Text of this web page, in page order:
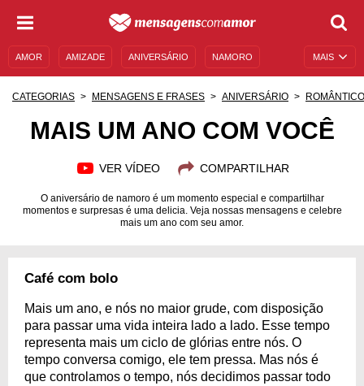
MAIS
AMOR AMIZADE ANIVERSÁRIO NAMORO
CATEGORIAS MENSAGENS E FRASES ANIVERSÁRIO ROMÂNTICO
MAIS UM ANO COM VOCÊ
VER VÍDEO COMPARTILHAR
O aniversário de namoro é um momento especial e compartilhar
momentos e surpresas é uma delicia. Veja nossas mensagens e celebre
mais um ano com seu amor.
Café com bolo
Mais um ano, e nós no maior grude, com disposição
para passar uma vida inteira lado a lado. Esse tempo
representa mais um ciclo de glórias entre nós. O
tempo conversa comigo, ele tem pressa. Mas nós é
que controlamos o tempo, nós decidimos passar todo